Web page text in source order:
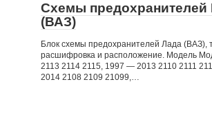
Схемы предохранителей
(ВАЗ)
Блок схемы предохранителей Лада (ВАЗ),
расшифровка и расположение. Модель
2113 2114 2115, 1997 — 2013 2110 2111
2014 2108 2109 21099,…